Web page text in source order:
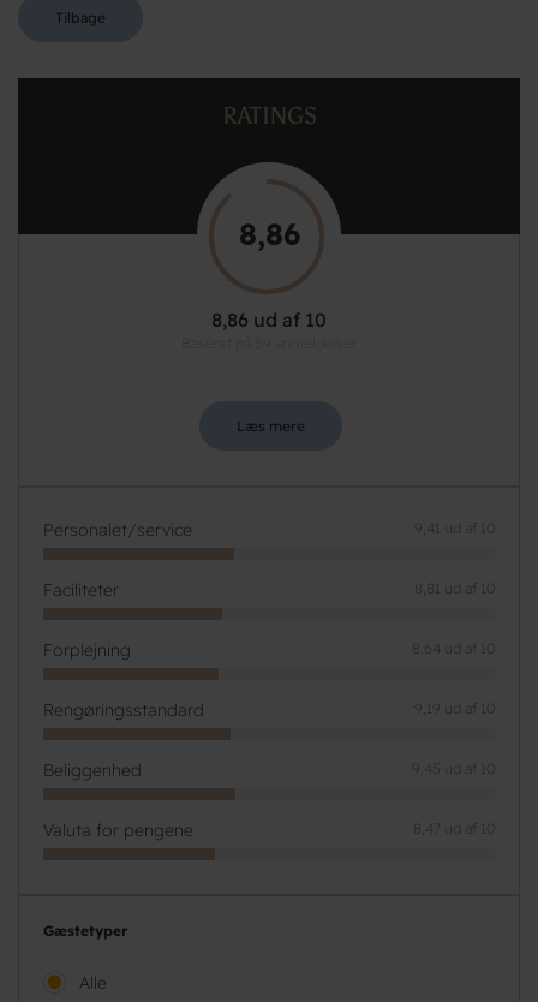
Tilbage
RATINGS
8,86
8,86 ud af 10
Læs mere
Personalet/service 9,41 ud af 10
Faciliteter 8,81 ud af 10
Forplejning 8,64 ud af 10
Rengøringsstandard 9,19 ud af 10
Beliggenhed 9,45 ud af 10
Valuta for pengene 8,47 ud af 10
Gæstetyper
Alle